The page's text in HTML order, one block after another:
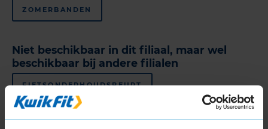
ZOMERBANDEN
Niet beschikbaar in dit filiaal, maar wel
beschikbaar bij andere filialen
FIETSONDERHOUDSBEURT